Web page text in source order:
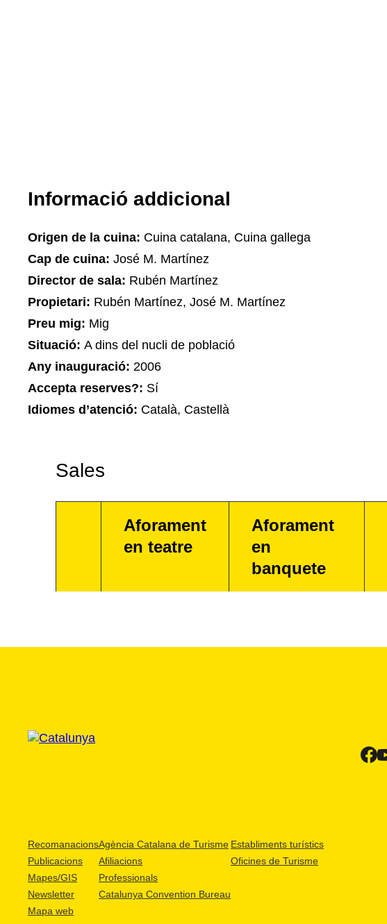
Informació addicional
Origen de la cuina: Cuina catalana, Cuina gallega
Cap de cuina: José M. Martínez
Director de sala: Rubén Martínez
Propietari: Rubén Martínez, José M. Martínez
Preu mig: Mig
Situació: A dins del nucli de població
Any inauguració: 2006
Accepta reserves?: Sí
Idiomes d’atenció: Català, Castellà
Sales
Aforament
en teatre
Aforament
en
banquete
Recomanacions
Publicacions
Mapes/GIS
Newsletter
Mapa web
Agència Catalana de Turisme
Afiliacions
Professionals
Catalunya Convention Bureau
Establiments turístics
Oficines de Turisme